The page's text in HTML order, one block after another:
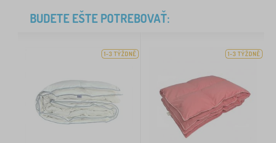
BUDETE EŠTE POTREBOVAŤ:
1-3 TÝŽDNĚ 1-3 TÝŽDNĚ